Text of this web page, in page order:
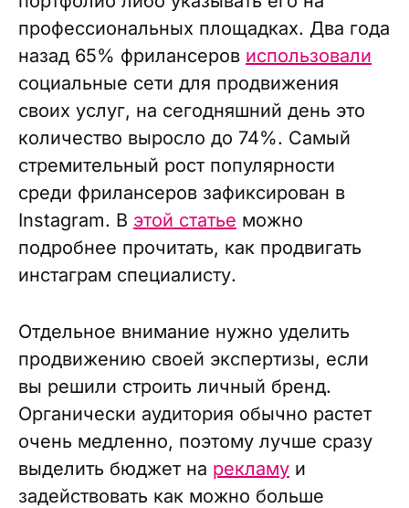
профессиональных площадках. Два года
назад 65% фрилансеров использовали
социальные сети для продвижения
своих услуг, на сегодняшний день это
количество выросло до 74%. Самый
стремительный рост популярности
среди фрилансеров зафиксирован в
Instagram. В этой статье можно
подробнее прочитать, как продвигать
инстаграм специалисту.
Отдельное внимание нужно уделить
продвижению своей экспертизы, если
вы решили строить личный бренд.
Органически аудитория обычно растет
очень медленно, поэтому лучше сразу
выделить бюджет на рекламу и
задействовать как можно больше